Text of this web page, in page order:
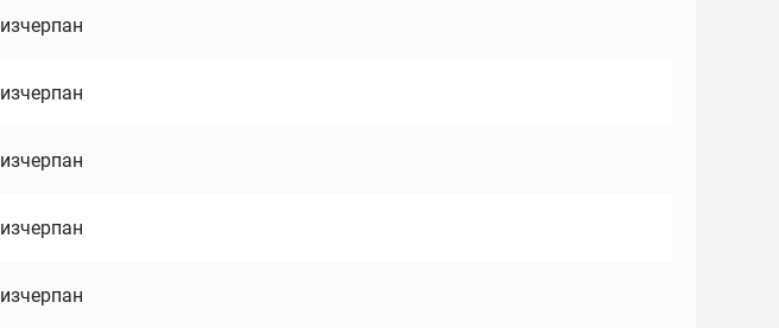
изчерпан
изчерпан
изчерпан
изчерпан
изчерпан